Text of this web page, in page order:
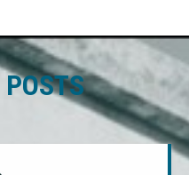
POSTS